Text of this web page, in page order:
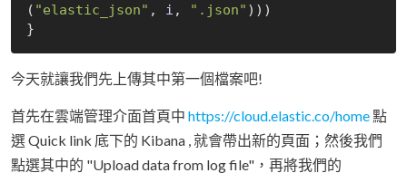
( "elastic_json" , i , ".json" ) ))
今天就讓我們先上傳其中第一個檔案吧!
首先在雲端管理介面首頁中 https://cloud.elastic.co/home點
選 Quick link 底下的 Kibana , 就會帶出新的頁面；然後我們
點選其中的 "Upload data from log file"，再將我們的